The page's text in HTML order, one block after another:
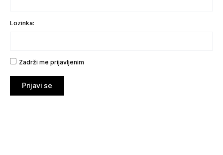
Lozinka:
Zadrži me prijavljenim
Prijavi se